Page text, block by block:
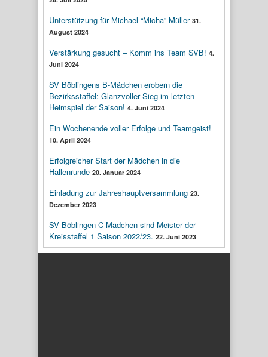
Unterstützung für Michael “Micha” Müller 31.
August 2024
Verstärkung gesucht – Komm ins Team SVB! 4.
Juni 2024
SV Böblingens B-Mädchen erobern die
Bezirksstaffel: Glanzvoller Sieg im letzten
Heimspiel der Saison! 4. Juni 2024
Ein Wochenende voller Erfolge und Teamgeist!
10. April 2024
Erfolgreicher Start der Mädchen in die
Hallenrunde 20. Januar 2024
Einladung zur Jahreshauptversammlung 23.
Dezember 2023
SV Böblingen C-Mädchen sind Meister der
Kreisstaffel 1 Saison 2022/23. 22. Juni 2023